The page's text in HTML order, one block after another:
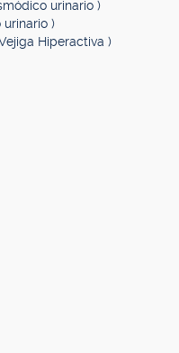
urinario )
)
Hiperactiva )